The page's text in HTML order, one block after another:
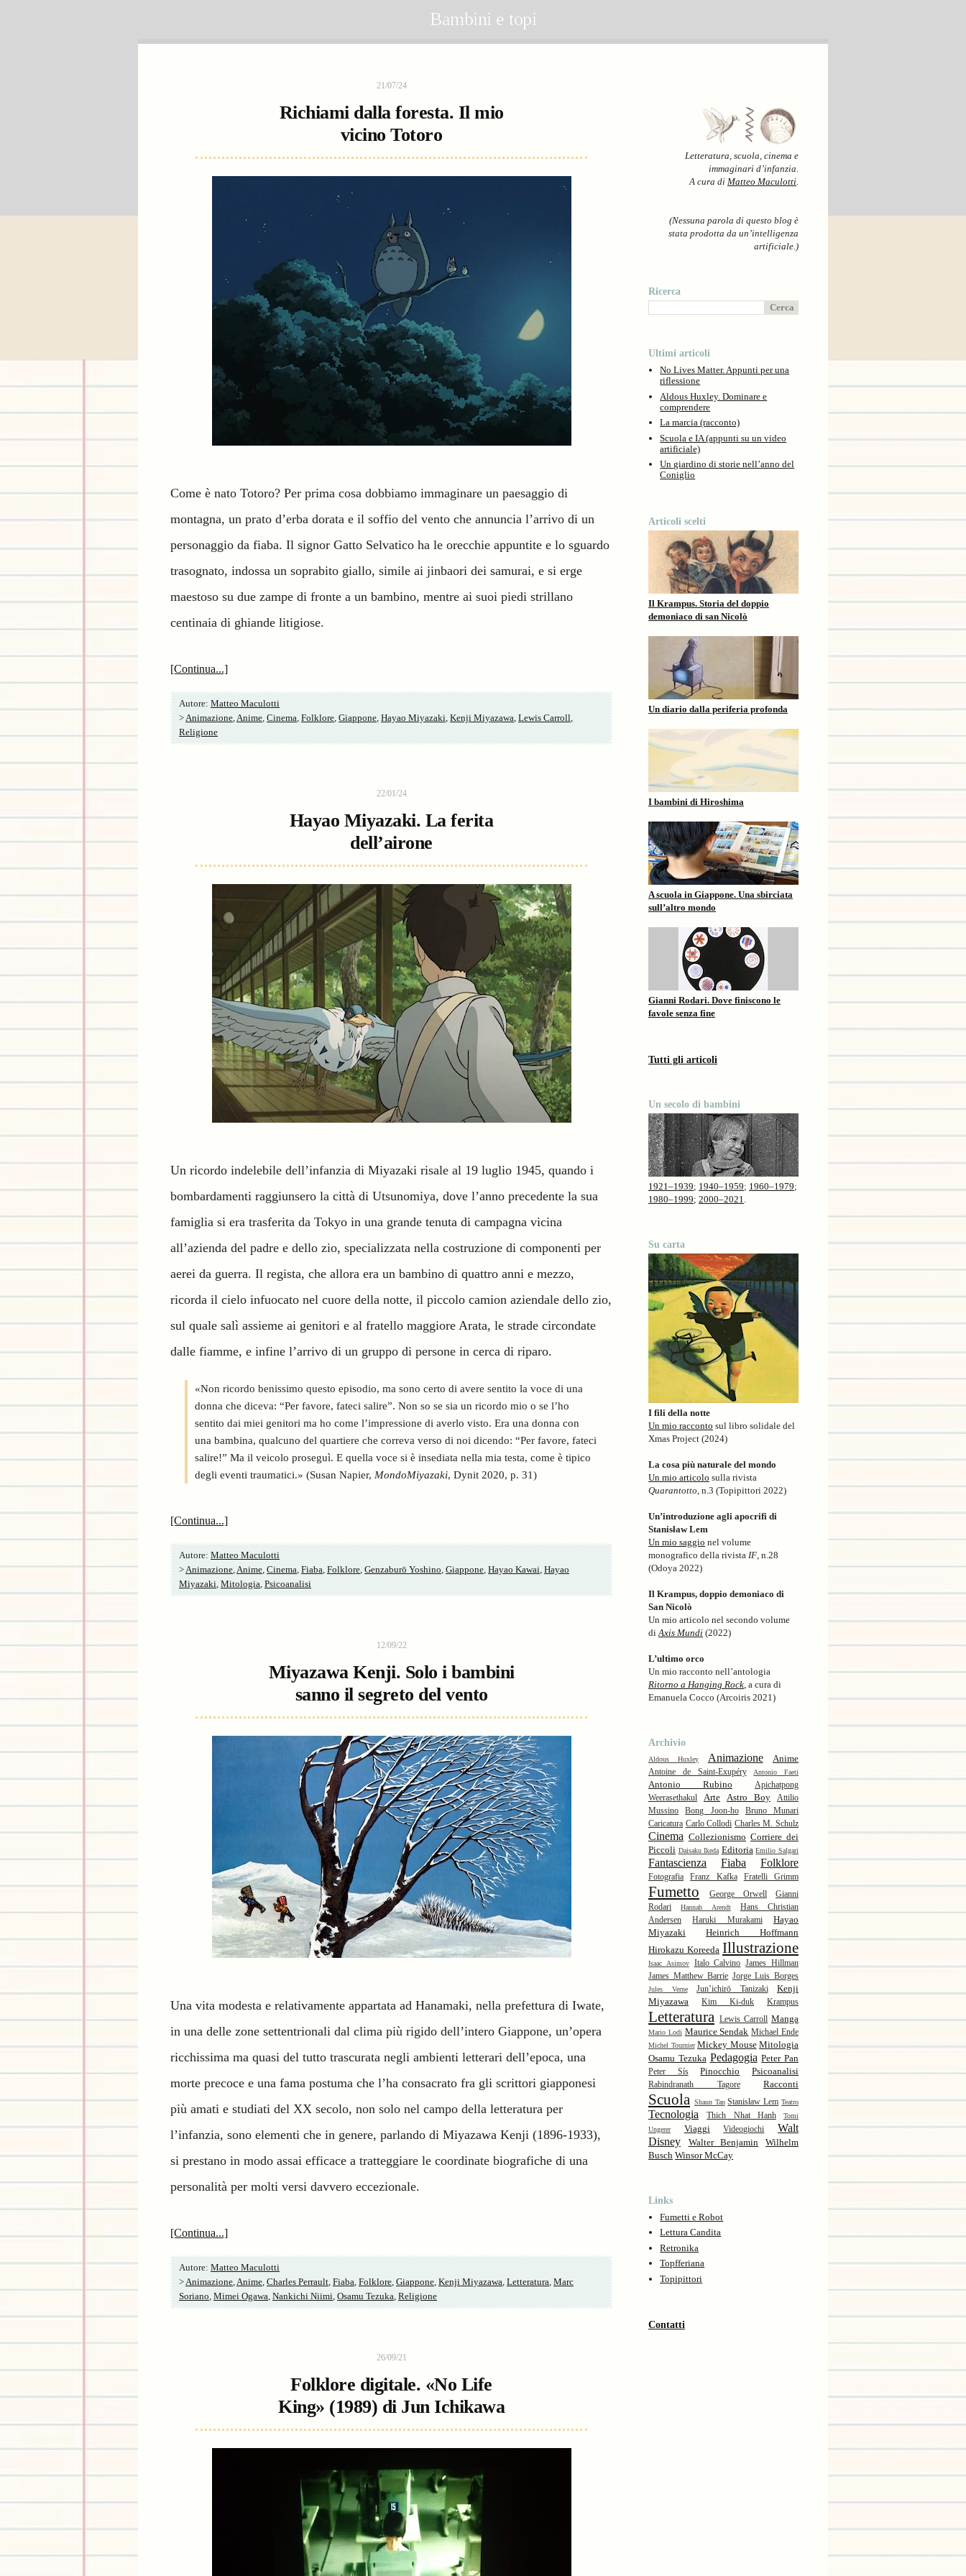
Bambini e topi
21/07/24
Richiami dalla foresta. Il mio
vicino Totoro
Come è nato Totoro? Per prima cosa dobbiamo immaginare un paesaggio di
montagna, un prato d’erba dorata e il soffio del vento che annuncia l’arrivo di un
personaggio da fiaba. Il signor Gatto Selvatico ha le orecchie appuntite e lo sguardo
trasognato, indossa un soprabito giallo, simile ai jinbaori dei samurai, e si erge
maestoso su due zampe di fronte a un bambino, mentre ai suoi piedi strillano
centinaia di ghiande litigiose.
[Continua...]
Autore: Matteo Maculotti
>Animazione,Anime, Cinema, Folklore, Giappone, Hayao Miyazaki, Kenji Miyazawa, Lewis Carroll,
Religione
22/01/24
Hayao Miyazaki. La ferita
dell’airone
Un ricordo indelebile dell’infanzia di Miyazaki risale al 19 luglio 1945, quando i
bombardamenti raggiunsero la città di Utsunomiya, dove l’anno precedente la sua
famiglia si era trasferita da Tokyo in una grande tenuta di campagna vicina
all’azienda del padre e dello zio, specializzata nella costruzione di componenti per
aerei da guerra. Il regista, che allora era un bambino di quattro anni e mezzo,
ricorda il cielo infuocato nel cuore della notte, il piccolo camion aziendale dello zio,
sul quale salì assieme ai genitori e al fratello maggiore Arata, le strade circondate
dalle fiamme, e infine l’arrivo di un gruppo di persone in cerca di riparo.
«Non ricordo benissimo questo episodio, ma sono certo di avere sentito la voce di una
donna che diceva: “Per favore, fateci salire”. Non so se sia un ricordo mio o se l’ho
sentito dai miei genitori ma ho come l’impressione di averlo visto. Era una donna con
una bambina, qualcuno del quartiere che correva verso di noi dicendo: “Per favore, fateci
salire!” Ma il veicolo proseguì. E quella voce si è insediata nella mia testa, come è tipico
degli eventi traumatici.» (Susan Napier, MondoMiyazaki, Dynit 2020, p. 31)
[Continua...]
Autore: Matteo Maculotti
>Animazione,Anime, Cinema, Fiaba, Folklore, Genzaburō Yoshino, Giappone, Hayao Kawai, Hayao
Miyazaki, Mitologia, Psicoanalisi
12/09/22
Miyazawa Kenji. Solo i bambini
sanno il segreto del vento
Una vita modesta e relativamente appartata ad Hanamaki, nella prefettura di Iwate,
in una delle zone settentrionali dal clima più rigido dell’intero Giappone, un’opera
ricchissima ma quasi del tutto trascurata negli ambienti letterari dell’epoca, una
morte precoce e una fama postuma che l’ha consacrato fra gli scrittori giapponesi
più amati e studiati del XX secolo, non solo nel campo della letteratura per
l’infanzia, sono elementi che in genere, parlando di Miyazawa Kenji (1896-1933),
si prestano in modo assai efficace a tratteggiare le coordinate biografiche di una
personalità per molti versi davvero eccezionale.
[Continua...]
Autore: Matteo Maculotti
>Animazione,Anime, Charles Perrault, Fiaba, Folklore, Giappone, Kenji Miyazawa, Letteratura, Marc
Soriano, Mimei Ogawa, Nankichi Niimi, Osamu Tezuka, Religione
26/09/21
Folklore digitale. «No Life
King» (1989) di Jun Ichikawa
Letteratura, scuola, cinema e
immaginari d’infanzia.
A cura di Matteo Maculotti.
(Nessuna parola di questo blog è
stata prodotta da un’intelligenza
artificiale.)
Ricerca
Ultimi articoli
No Lives Matter. Appunti per una
riflessione
Aldous Huxley. Dominare e
comprendere
La marcia (racconto)
Scuola e IA (appunti su un video
artificiale)
Un giardino di storie nell’anno del
Coniglio
Articoli scelti
Il Krampus. Storia del doppio
demoniaco di san Nicolò
Un diario dalla periferia profonda
I bambini di Hiroshima
A scuola in Giappone. Una sbirciata
sull’altro mondo
Gianni Rodari. Dove finiscono le
favole senza fine
Tutti gli articoli
Un secolo di bambini
1921–1939; 1940–1959; 1960–1979;
1980–1999; 2000–2021
Su carta
I fili della notte
Un mio racconto sul libro solidale del
Xmas Project (2024)
La cosa più naturale del mondo
Un mio articolo sulla rivista
Quarantotto , n.3 (Topipittori 2022)
Un’introduzione agli apocrifi di
Stanisław Lem
Un mio saggio nel volume
monografico della rivista IF , n.28
(Odoya 2022)
Il Krampus, doppio demoniaco di
San Nicolò
Un mio articolo nel secondo volume
di Axis Mundi (2022)
L’ultimo orco
Un mio racconto nell’antologia
Ritorno a Hanging Rock , a cura di
Emanuela Cocco (Arcoiris 2021)
Archivio
Aldous Huxley Animazione Anime
Antoine de Saint-Exupéry Antonio Faeti
Antonio Rubino
Apichatpong
Weerasethakul
Arte Astro Boy
Attilio
Mussino
Bong Joon-ho
Bruno Munari
Caricatura Carlo Collodi Charles M. Schulz
Cinema Collezionismo Corriere dei
Piccoli Daisaku Ikeda Editoria Emilio Salgari
Fantascienza Fiaba Folklore
Fotografia Franz Kafka Fratelli Grimm
Fumetto George Orwell
Gianni
Rodari
Hannah Arendt
Hans Christian
Andersen
Haruki Murakami
Hayao
Miyazaki
Heinrich Hoffmann
Hirokazu Koreeda Illustrazione
Isaac Asimov Italo Calvino James Hillman
James Matthew Barrie Jorge Luis Borges
Jules Verne Jun’ichirō Tanizaki
Kenji
Miyazawa
Kim Ki-duk Krampus
Letteratura Lewis Carroll Manga
Mario Lodi Maurice Sendak Michael Ende
Michel Tournier Mickey Mouse Mitologia
Osamu Tezuka Pedagogia Peter Pan
Peter Sís Pinocchio Psicoanalisi
Rabindranath Tagore Racconti
Scuola Shaun Tan Stanisław Lem Teatro
Tecnologia Thich Nhat Hanh
Tomi
Ungerer
Viaggi Videogiochi
Walt
Disney
Walter Benjamin
Wilhelm
Busch Winsor McCay
Links
Fumetti e Robot
Lettura Candita
Retronika
Topfferiana
Topipittori
Contatti